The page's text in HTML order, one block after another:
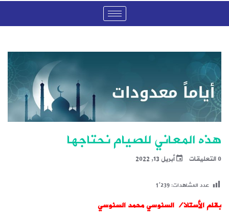
هذه المعاني للصيام نحتاجها
0 التعليقات أبريل 13, 2022
عدد المشاهدات:1٬239
بقلم الأستاذ/ السنوسي محمد السنوسي